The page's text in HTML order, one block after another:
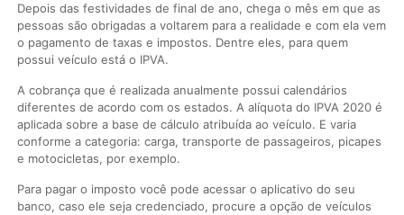
Depois das festividades de final de ano, chega o mês em que as
pessoas são obrigadas a voltarem para a realidade e com ela vem
o pagamento de taxas e impostos. Dentre eles, para quem
possui veículo está o IPVA.
A cobrança que é realizada anualmente possui calendários
diferentes de acordo com os estados. A alíquota do IPVA 2020 é
aplicada sobre a base de cálculo atribuída ao veículo. E varia
conforme a categoria: carga, transporte de passageiros, picapes
e motocicletas, por exemplo.
Para pagar o imposto você pode acessar o aplicativo do seu
banco, caso ele seja credenciado, procure a opção de veículos